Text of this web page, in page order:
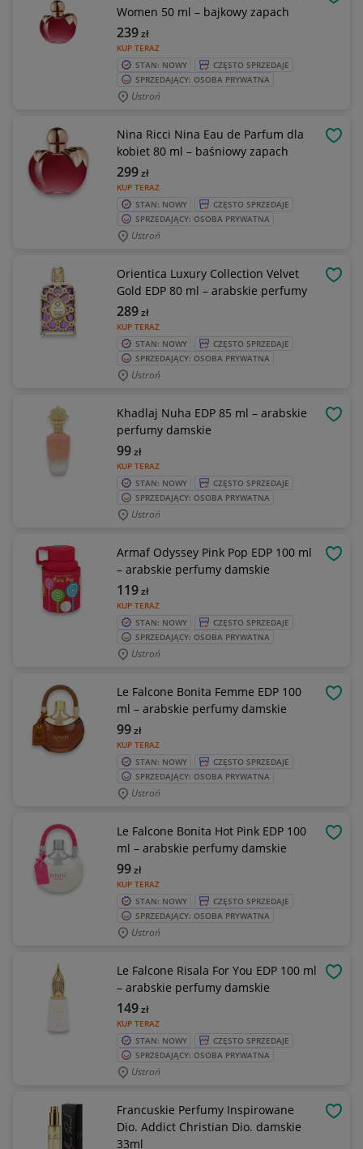
Women 50 ml – bajkowy zapach
KUP TERAZ
239zł
STAN: NOWY
CZĘSTO SPRZEDAJE
SPRZEDAJĄCY: OSOBA PRYWATNA
Ustroń
Nina Ricci Nina Eau de Parfum dla
kobiet 80 ml – baśniowy zapach
KUP TERAZ
299zł
STAN: NOWY
CZĘSTO SPRZEDAJE
SPRZEDAJĄCY: OSOBA PRYWATNA
Ustroń
Orientica Luxury Collection Velvet
Gold EDP 80 ml – arabskie perfumy
KUP TERAZ
289zł
STAN: NOWY
CZĘSTO SPRZEDAJE
SPRZEDAJĄCY: OSOBA PRYWATNA
Ustroń
Khadlaj Nuha EDP 85 ml – arabskie
perfumy damskie
KUP TERAZ
99zł
STAN: NOWY
CZĘSTO SPRZEDAJE
SPRZEDAJĄCY: OSOBA PRYWATNA
Ustroń
Armaf Odyssey Pink Pop EDP 100 ml
– arabskie perfumy damskie
KUP TERAZ
119zł
STAN: NOWY
CZĘSTO SPRZEDAJE
SPRZEDAJĄCY: OSOBA PRYWATNA
Ustroń
Le Falcone Bonita Femme EDP 100
ml – arabskie perfumy damskie
KUP TERAZ
99zł
STAN: NOWY
CZĘSTO SPRZEDAJE
SPRZEDAJĄCY: OSOBA PRYWATNA
Ustroń
Le Falcone Bonita Hot Pink EDP 100
ml – arabskie perfumy damskie
KUP TERAZ
99zł
STAN: NOWY
CZĘSTO SPRZEDAJE
SPRZEDAJĄCY: OSOBA PRYWATNA
Ustroń
Le Falcone Risala For You EDP 100 ml
– arabskie perfumy damskie
KUP TERAZ
149zł
STAN: NOWY
CZĘSTO SPRZEDAJE
SPRZEDAJĄCY: OSOBA PRYWATNA
Ustroń
Francuskie Perfumy Inspirowane
Dio. Addict Christian Dio. damskie
33ml